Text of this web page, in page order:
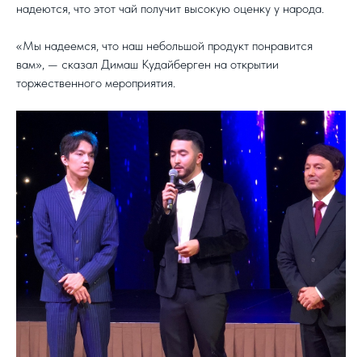
надеются, что этот чай получит высокую оценку у народа.
«Мы надеемся, что наш небольшой продукт понравится
вам», — сказал Димаш Кудайберген на открытии
торжественного мероприятия.